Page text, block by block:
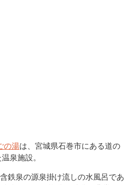
の湯は、宮城県石巻市にある道の
泉施設。
鉄泉の源泉掛け流しの水風呂であ